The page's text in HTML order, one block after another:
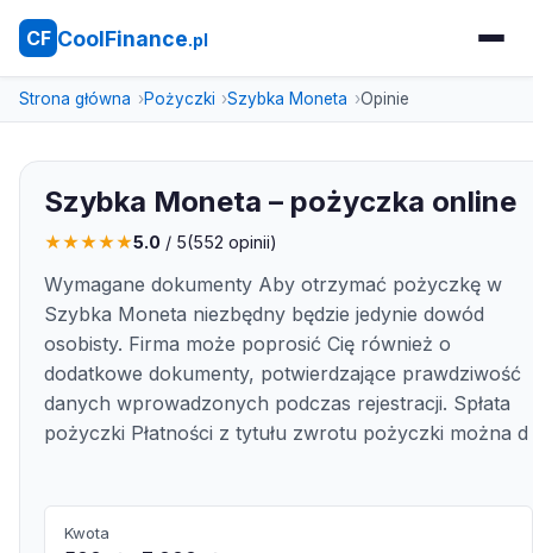
CF CoolFinance.pl
Strona główna Pożyczki Szybka Moneta Opinie
Szybka Moneta – pożyczka online
★★★★★5.0 / 5(552 opinii)
Wymagane dokumenty Aby otrzymać pożyczkę w
Szybka Moneta niezbędny będzie jedynie dowód
osobisty. Firma może poprosić Cię również o
dodatkowe dokumenty, potwierdzające prawdziwość
danych wprowadzonych podczas rejestracji. Spłata
pożyczki Płatności z tytułu zwrotu pożyczki można d
Kwota